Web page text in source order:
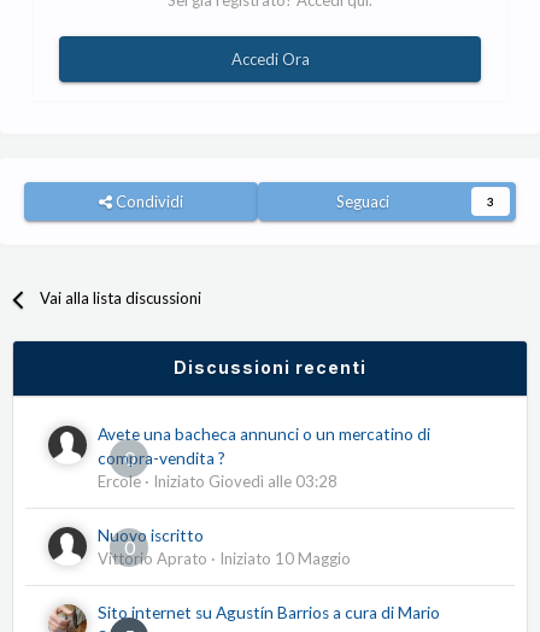
Accedi Ora
Condividi Seguaci 3
Vai alla lista discussioni
Discussioni recenti
0
Avete una bacheca annunci o un mercatino di
compra-vendita ?
Ercole · Iniziato Giovedì alle 03:28
0
Nuovo iscritto
Vittorio Aprato · Iniziato 10 Maggio
Sito internet su Agustín Barrios a cura di Mario